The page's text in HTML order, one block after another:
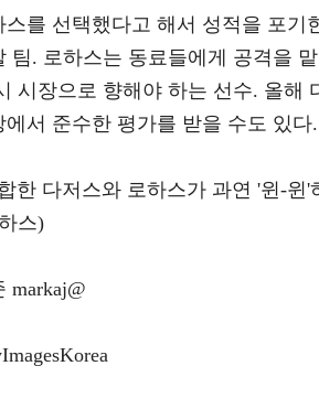
스를 선택했다고 해서 성적을 포
팀. 로하스는 동료들에게 공격을
시장으로 향해야 하는 선수. 올해
에서 준수한 평가를 받을 수도 있다.
한 다저스와 로하스가 과연 '윈-
스)
markaj@